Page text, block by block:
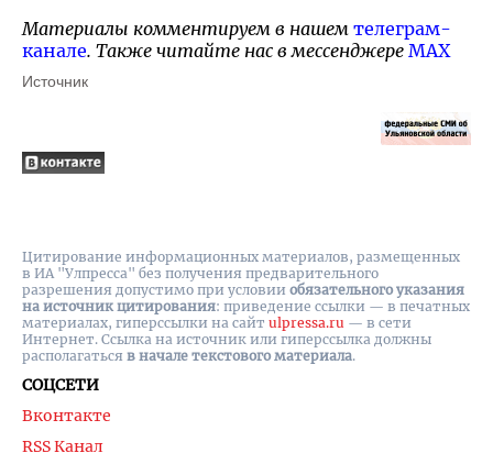
Материалы комментируем в нашем телеграм-
канале. Также читайте нас в мессенджере MAX
Источник
СОЦСЕТИ
Вконтакте
RSS Канал
Цитирование информационных материалов, размещенных
в ИА "Улпресса" без получения предварительного
разрешения допустимо при условии обязательного указания
на источник цитирования: приведение ссылки — в печатных
материалах, гиперссылки на cайт ulpressa.ru — в сети
Интернет. Ссылка на источник или гиперссылка должны
располагаться в начале текстового материала.